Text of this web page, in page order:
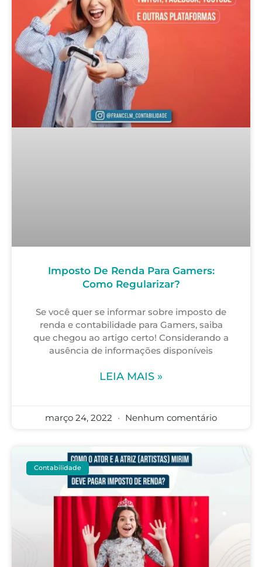
Imposto De Renda Para Gamers:
Como Regularizar?
Se você quer se informar sobre imposto de
renda e contabilidade para Gamers, saiba
que chegou ao artigo certo! Considerando a
ausência de informações disponíveis
LEIA MAIS »
março 24, 2022 Nenhum comentário
Contabilidade